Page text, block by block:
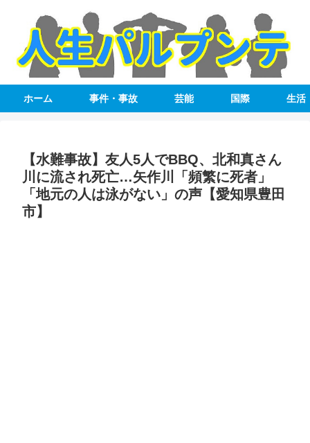
ホーム 事件・事故 芸能 国際 生活
【水難事故】友人5人でBBQ、北和真さん
川に流され死亡…矢作川「頻繁に死者」
「地元の人は泳がない」の声【愛知県豊田
市】